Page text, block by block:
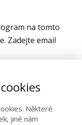
na tomto
Zadejte email
v sekci
na KLUB.
Některé
jiné nám